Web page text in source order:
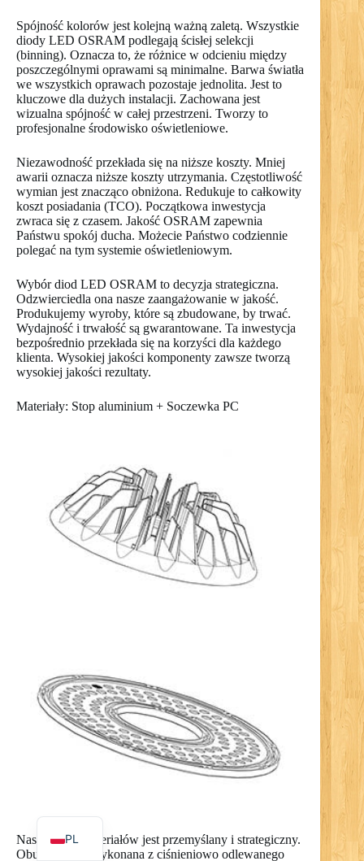
Spójność kolorów jest kolejną ważną zaletą. Wszystkie
diody LED OSRAM podlegają ścisłej selekcji
(binning). Oznacza to, że różnice w odcieniu między
poszczególnymi oprawami są minimalne. Barwa światła
we wszystkich oprawach pozostaje jednolita. Jest to
kluczowe dla dużych instalacji. Zachowana jest
wizualna spójność w całej przestrzeni. Tworzy to
profesjonalne środowisko oświetleniowe.
Niezawodność przekłada się na niższe koszty. Mniej
awarii oznacza niższe koszty utrzymania. Częstotliwość
wymian jest znacząco obniżona. Redukuje to całkowity
koszt posiadania (TCO). Początkowa inwestycja
zwraca się z czasem. Jakość OSRAM zapewnia
Państwu spokój ducha. Możecie Państwo codziennie
polegać na tym systemie oświetleniowym.
Wybór diod LED OSRAM to decyzja strategiczna.
Odzwierciedla ona nasze zaangażowanie w jakość.
Produkujemy wyroby, które są zbudowane, by trwać.
Wydajność i trwałość są gwarantowane. Ta inwestycja
bezpośrednio przekłada się na korzyści dla każdego
klienta. Wysokiej jakości komponenty zawsze tworzą
wysokiej jakości rezultaty.
Materiały: Stop aluminium + Soczewka PC
Nasz wybór materiałów jest przemyślany i strategiczny.
Obudowa jest wykonana z ciśnieniowo odlewanego
PL
RU
PT
DE